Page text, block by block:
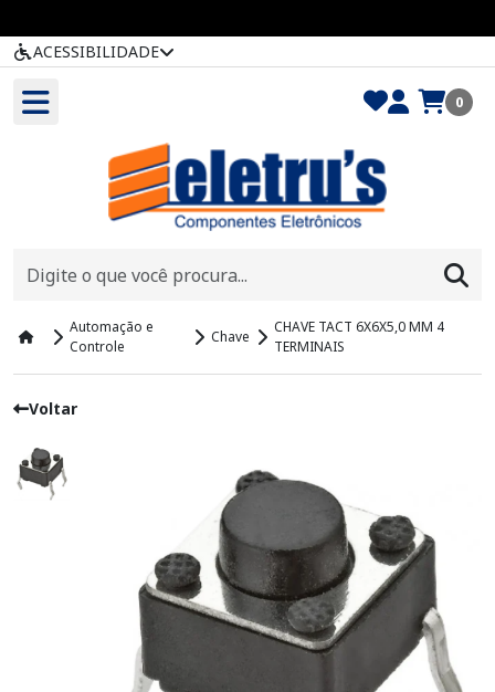
ACESSIBILIDADE
0
Automação e
Controle
Chave
CHAVE TACT 6X6X5,0 MM 4
TERMINAIS
Voltar